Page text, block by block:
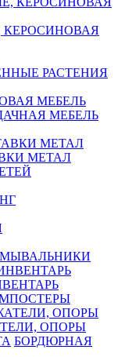
РАСТЕНИЯ
МЕБЕЛЬ
МЕБЕЛЬ
МЕТАЛ
ОПОРЫ
БОРДЮРНАЯ